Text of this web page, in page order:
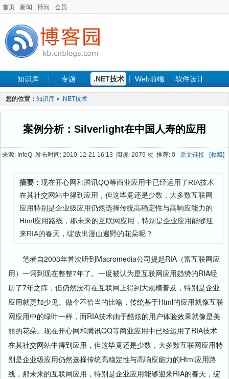
首页 新闻 博问 会员
知识库 专题 .NET技术 Web前端 软件设计
手机开发 软件工程
最新文章
您的位置： 知识库 » .NET技术
案例分析：Silverlight在中国人寿的应用
来源: InfoQ 发布时间: 2010-12-21 16:13 阅读: 2079 次 推荐: 0 原文链接 [收藏]
摘要： 现在开心网和腾讯QQ等商业应用中已经运用了RIA技术
在其社交网站中得到应用，但这毕竟还是少数，大多数互联网
应用特别是企业级应用仍然选择传统高稳定性与高响应能力的
Html应用路线，那未来的互联网应用，特别是企业应用能够迎
来RIA的春天，绽放出漫山遍野的花朵呢？
笔者自2003年首次听到Macromedia公司提起RIA（富互联网应
用）一词到现在整整7年了。一度被认为是互联网应用趋势的RIA经
历了7年之痒，但仍然没有在互联网上得到大规模普及，特别是企业
应用就更加少见。做个不恰当的比喻，传统基于Html的应用就像互联
网应用中的绿叶一样，而RIA技术由于酷炫的用户体验效果就像是美
丽的花朵。现在开心网和腾讯QQ等商业应用中已经运用了RIA技术
在其社交网站中得到应用，但这毕竟还是少数，大多数互联网应用特
别是企业级应用仍然选择传统高稳定性与高响应能力的Html应用路
线，那未来的互联网应用，特别是企业应用能够迎来RIA的春天，绽